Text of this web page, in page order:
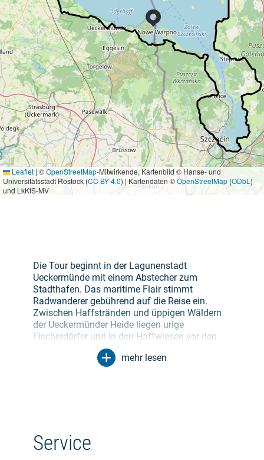
Leaflet | ©OpenStreetMap-Mitwirkende, Kartenbild © Hanse- und
Universitätsstadt Rostock (CC BY 4.0) | Kartendaten ©OpenStreetMap(ODbL )
und LkKfS-MV
Die Tour beginnt in der Lagunenstadt
Ueckermünde mit einem Abstecher zum
Stadthafen. Das maritime Flair stimmt
Radwanderer gebührend auf die Reise ein.
Zwischen Haffstränden und üppigen Wäldern
der Ueckermünder Heide liegen urige
Fischerdörfer und in den Haffwiesen vor den
Toren Anklams brüten zahlreiche Vögel. Für
Abwechslung sorgt ein Besuch des Lilienthal-
Kaiserbäder verwöhnt mit himmlischer Ruhe
und frischem Fisch. Hinter dem 69 Meter hohen
mehr lesen
Service